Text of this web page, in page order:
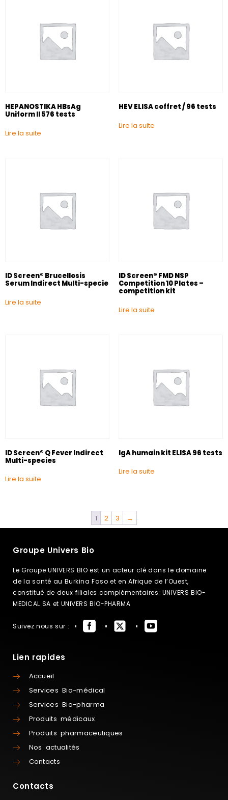
HEPANOSTIKA HBsAg
Uniform II 576 tests
Lire la suite
HEV ELISA coffret / 96 tests
Lire la suite
ID Screen® Brucellosis
Serum Indirect Multi-specie
Lire la suite
ID Screen® FMD NSP
Competition 10 Plates –
competition kit
Lire la suite
ID Screen® Q Fever Indirect
Multi-species
Lire la suite
IgA humain kit ELISA 96 tests
Lire la suite
1 2 3 →
Groupe Univers Bio
Le Groupe UNIVERS BIO est un acteur clé dans le domaine
de la santé au Burkina Faso et en Afrique de l’Ouest,
constitué de deux filiales complémentaires: UNIVERS BIO-
MEDICAL SA et UNIVERS BIO-PHARMA
Suivez nous sur :
Lien rapides
Accueil
Services Bio-médical
Services Bio-pharma
Produits médicaux
Produits pharmaceutiques
Nos actualités
Contacts
Contacts